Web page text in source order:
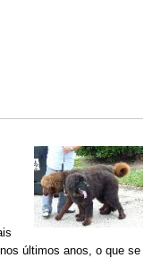
últimos anos, o que se